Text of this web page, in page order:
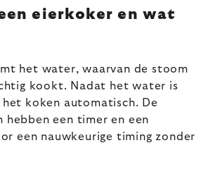
eierkoker en wat
het water, waarvan de stoom
kookt. Nadat het water is
koken automatisch. De
hebben een timer en een
een nauwkeurige timing zonder